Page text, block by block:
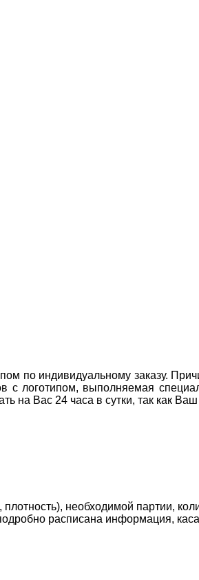
по индивидуальному заказу.
с логотипом, выполняемая
на Вас 24 часа в сутки, так как
необходимой партии,
расписана информация,